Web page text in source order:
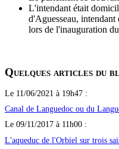
L'intendant était
d'Aguesseau,
lors de l'inauguration
Quelques articles du
Le 11/06/2021 à 19h47 :
Canal de Languedoc ou du
Le 09/11/2017 à 11h00 :
L'aqueduc de l'Orbiel sur trois